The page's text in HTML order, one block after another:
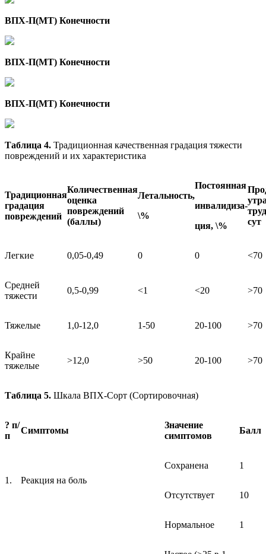
ВПХ-П(МТ) Конечности
ВПХ-П(МТ) Конечности
ВПХ-П(МТ) Конечности
Таблица 4. Традиционная качественная градация тяжести
повреждений и их характеристика
Традиционная
градация
повреждений
Количественная
оценка
повреждений
(баллы)
Летальность,
\%
Постоянная
инвалидиза-
ция, \%
сут
Легкие 0,05-0,49 0 0 <70
Средней
тяжести
0,5-0,99 <1 <20 >70
Тяжелые 1,0-12,0 1-50 20-100 >70
Крайне
тяжелые
>12,0 >50 20-100 >70
Таблица 5. Шкала ВПХ-Сорт (Сортировочная)
? п/
п
Симптомы
Значение
симптомов
Балл
1. Реакция на боль
Сохранена 1
Отсутствует 10
Нормальное 1